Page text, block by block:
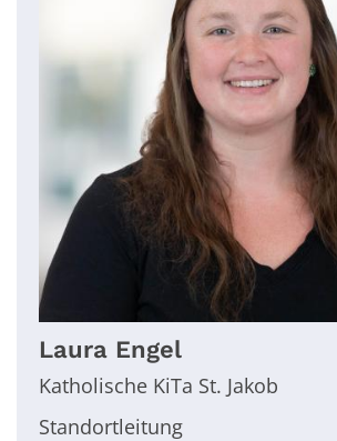
Laura Engel
Katholische KiTa St. Jakob
Standortleitung